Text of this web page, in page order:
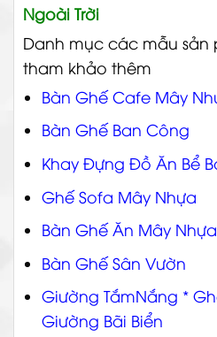
Ngoài Trời
Danh mục các mẫu
tham khảo thêm
Bàn Ghế Cafe Mây
Bàn Ghế Ban Công
Khay Đựng Đồ Ăn Bể
Ghế Sofa Mây Nhựa
Bàn Ghế Ăn Mây
Bàn Ghế Sân Vườn
Giường TắmNắng *
Giường Bãi Biển